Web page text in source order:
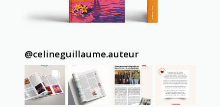
@celineguillaume.auteur